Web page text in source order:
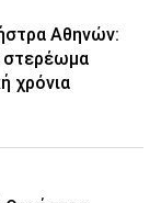
Αθηνών:
στερέωμα
χρόνια